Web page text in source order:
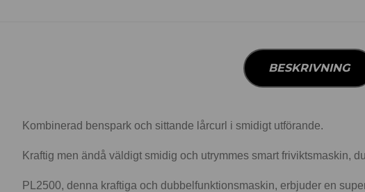
BESKRIVNING
Kombinerad benspark och sittande lårcurl i smidigt utförande.
Kraftig men ändå väldigt smidig och utrymmes smart friviktsmaskin,
PL2500, denna kraftiga och dubbelfunktionsmaskin, erbjuder en